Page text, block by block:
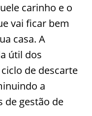
carinho e o
vai ficar bem
casa. A
útil dos
de descarte
a
de gestão de